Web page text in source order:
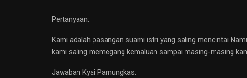
Pertanyaan:
Kami adalah pasangan suami istri yang saling mencintai
kami saling memegang kemaluan sampai masing-masing
Jawaban Kyai Pamungkas: